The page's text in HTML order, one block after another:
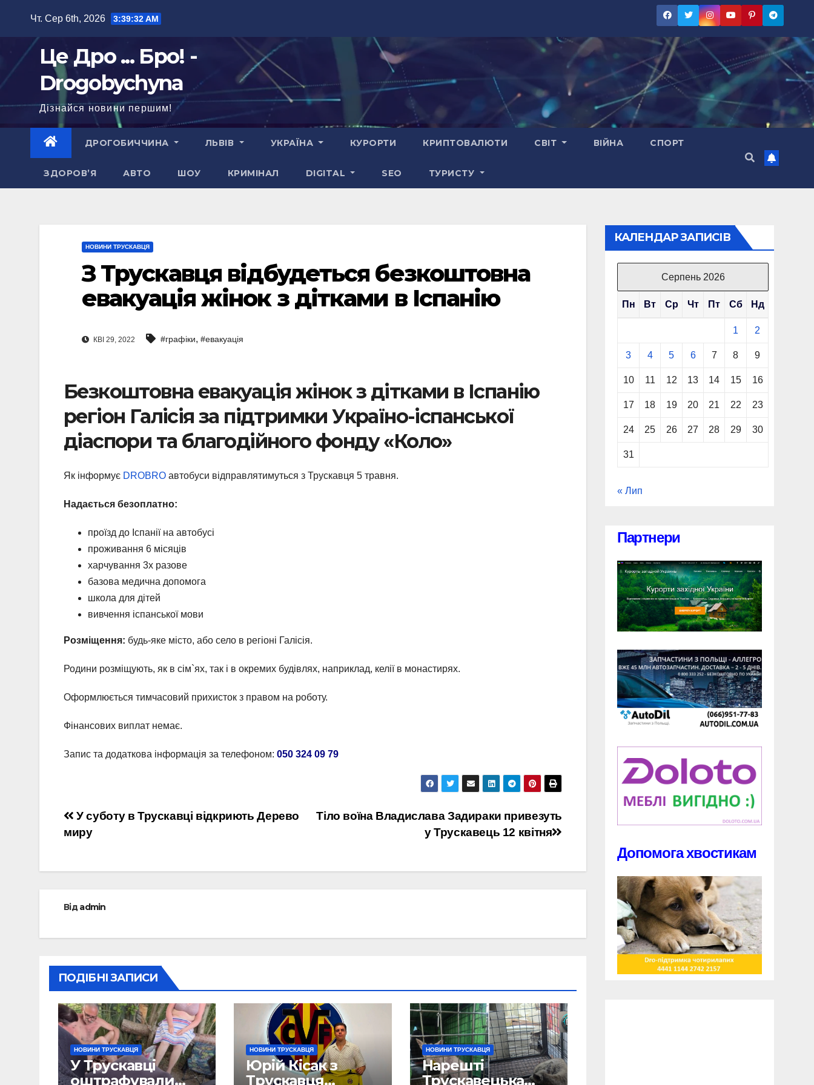
Чт. Сер 6th, 2026 3:39:33 AM
Це Дро ... Бро! -
Drogobychyna
Дізнайся новини першим!
ДРОГОБИЧЧИНА ЛЬВІВ УКРАЇНА КУРОРТИ КРИПТОВАЛЮТИ СВІТ ВІЙНА СПОРТ
ЗДОРОВ’Я АВТО ШОУ КРИМІНАЛ DIGITAL SEO ТУРИСТУ
НОВИНИ ТРУСКАВЦЯ
З Трускавця відбудеться безкоштовна
евакуація жінок з дітками в Іспанію
КВІ 29, 2022 #графіки, #евакуація
Безкоштовна евакуація жінок з дітками в Іспанію
регіон Галісія за підтримки Україно-іспанської
діаспори та благодійного фонду «Коло»
Як інформує DROBRO автобуси відправлятимуться з Трускавця 5 травня.
Надається безоплатно:
проїзд до Іспанії на автобусі
проживання 6 місяців
харчування 3х разове
базова медична допомога
школа для дітей
вивчення іспанської мови
Розміщення: будь-яке місто, або село в регіоні Галісія.
Родини розміщують, як в сім`ях, так і в окремих будівлях, наприклад, келії в монастирях.
Оформлюється тимчасовий прихисток з правом на роботу.
Фінансових виплат немає.
Запис та додаткова інформація за телефоном: 050 324 09 79
Навігація
записів
Тіло воїна Владислава Задираки привезуть
у Трускавець 12 квітня
У суботу в Трускавці відкриють Дерево
миру
Відadmin
ПОДІБНІ ЗАПИСИ
НОВИНИ ТРУСКАВЦЯ
У Трускавці
оштрафували
НОВИНИ ТРУСКАВЦЯ
Юрій Кісак з
Трускавця
НОВИНИ ТРУСКАВЦЯ
Нарешті
Трускавецька
КАЛЕНДАР ЗАПИСІВ
Серпень 2026
Пн Вт Ср Чт Пт Сб Нд
1 2
3 4 5 6 7 8 9
10 11 12 13 14 15 16
17 18 19 20 21 22 23
24 25 26 27 28 29 30
31
« Лип
Партнери
Допомога хвостикам